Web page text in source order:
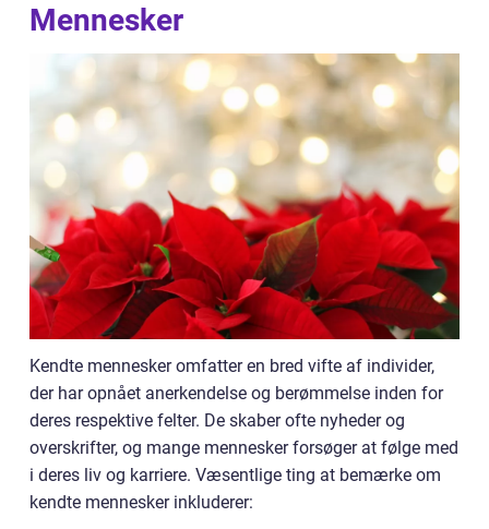
Mennesker
Kendte mennesker omfatter en bred vifte af individer,
der har opnået anerkendelse og berømmelse inden for
deres respektive felter. De skaber ofte nyheder og
overskrifter, og mange mennesker forsøger at følge med
i deres liv og karriere. Væsentlige ting at bemærke om
kendte mennesker inkluderer: